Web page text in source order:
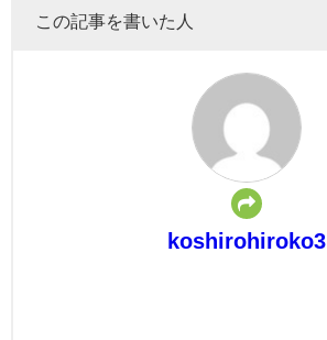
この記事を書いた人
koshirohiroko3